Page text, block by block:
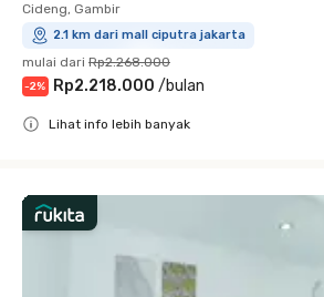
Cideng, Gambir
2.1 km dari mall ciputra jakarta
mulai dari Rp2.268.000
-2% Rp2.218.000 /bulan
Lihat info lebih banyak